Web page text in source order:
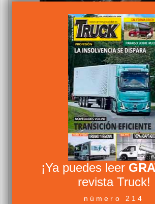
¡Ya puedes leer
revista Truck!
número 214